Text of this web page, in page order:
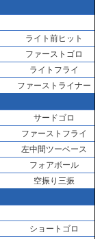
ライト前ヒット
ファーストゴロ
ライトフライ
ファーストライナー
サードゴロ
ファーストフライ
左中間ツーベース
フォアボール
空振り三振
ショートゴロ